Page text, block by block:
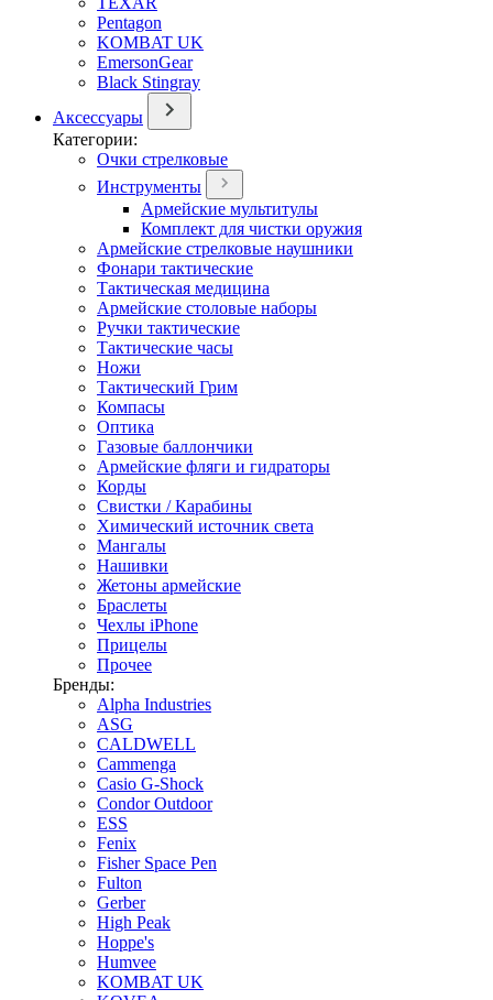
Pentagon
KOMBAT UK
EmersonGear
Black Stingray
Аксессуары
Категории:
Очки стрелковые
Инструменты
Армейские мультитулы
Комплект для чистки оружия
Армейские стрелковые наушники
Фонари тактические
Тактическая медицина
Армейские столовые наборы
Ручки тактические
Тактические часы
Ножи
Тактический Грим
Компасы
Оптика
Газовые баллончики
Армейские фляги и гидраторы
Корды
Свистки / Карабины
Химический источник света
Мангалы
Нашивки
Жетоны армейские
Браслеты
Чехлы iPhone
Прицелы
Прочее
Бренды:
Alpha Industries
ASG
CALDWELL
Cammenga
Casio G-Shock
Condor Outdoor
ESS
Fenix
Fisher Space Pen
Fulton
Gerber
High Peak
Hoppe's
Humvee
KOMBAT UK